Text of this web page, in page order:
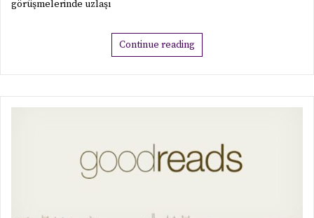
görüşmelerinde uzlaşı
Continue reading